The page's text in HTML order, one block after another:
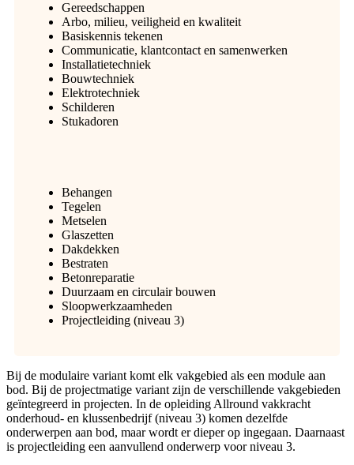
Gereedschappen
Arbo, milieu, veiligheid en kwaliteit
Basiskennis tekenen
Communicatie, klantcontact en samenwerken
Installatietechniek
Bouwtechniek
Elektrotechniek
Schilderen
Stukadoren
Behangen
Tegelen
Metselen
Glaszetten
Dakdekken
Bestraten
Betonreparatie
Duurzaam en circulair bouwen
Sloopwerkzaamheden
Projectleiding (niveau 3)
Bij de modulaire variant komt elk vakgebied als een module aan
bod. Bij de projectmatige variant zijn de verschillende vakgebieden
geïntegreerd in projecten. In de opleiding Allround vakkracht
onderhoud- en klussenbedrijf (niveau 3) komen dezelfde
onderwerpen aan bod, maar wordt er dieper op ingegaan. Daarnaast
is projectleiding een aanvullend onderwerp voor niveau 3.